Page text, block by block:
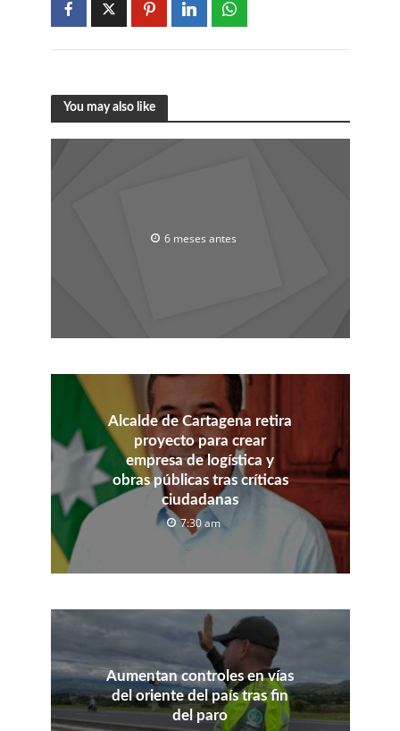
You may also like
6 meses antes
Alcalde de Cartagena retira
proyecto para crear
empresa de logística y
obras públicas tras críticas
ciudadanas
7:30 am
Aumentan controles en vías
del oriente del país tras fin
del paro